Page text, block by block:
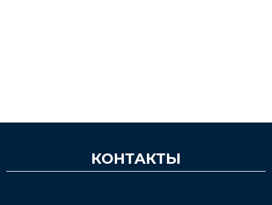
КОНТАКТЫ